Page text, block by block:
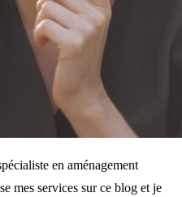
en aménagement
mes services sur ce blog et je